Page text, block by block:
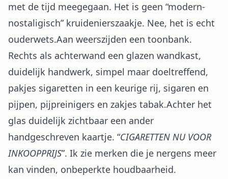
met de tijd meegegaan. Het is geen “modern-
nostaligisch” kruidenierszaakje. Nee, het is echt
ouderwets.Aan weerszijden een toonbank.
Rechts als achterwand een glazen wandkast,
duidelijk handwerk, simpel maar doeltreffend,
pakjes sigaretten in een keurige rij, sigaren en
pijpen, pijpreinigers en zakjes tabak.Achter het
glas duidelijk zichtbaar een ander
handgeschreven kaartje. “CIGARETTEN NU VOOR
INKOOPPRIJS”. Ik zie merken die je nergens meer
kan vinden, onbeperkte houdbaarheid.